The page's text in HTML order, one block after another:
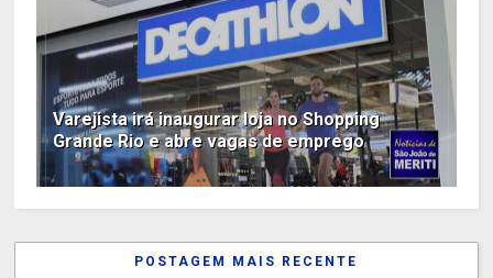
Varejista irá inaugurar loja no Shopping
Grande Rio e abre vagas de emprego
POSTAGEM MAIS RECENTE